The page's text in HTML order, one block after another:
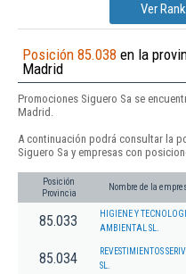
Ver
Posición 85.038 en la
Madrid
Promociones Siguero Sa se
Madrid.
A continuación podrá consultar la
Siguero Sa y empresas con
Posición
Provincia
Nombre de la
85.033
HIGIENE Y
AMBIENTAL SL.
85.034
REVESTIMIENTOS
SL.